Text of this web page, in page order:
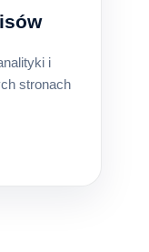
i
stronach